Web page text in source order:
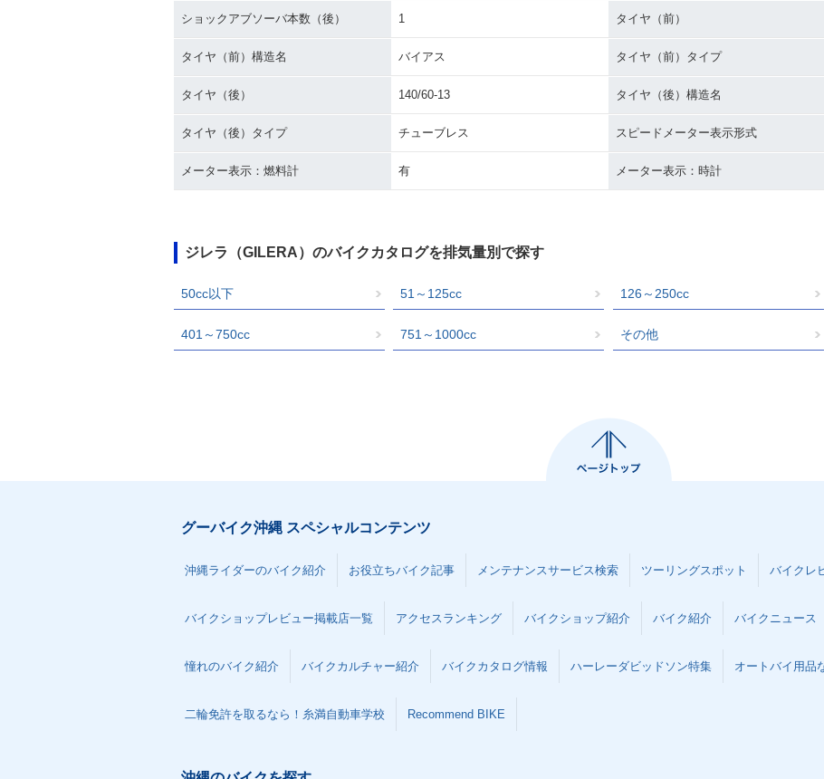
ショックアブソーバ本数（後） 1 タイヤ（前）
タイヤ（前）構造名 バイアス タイヤ（前）タイプ
タイヤ（後） 140/60-13 タイヤ（後）構造名
タイヤ（後）タイプ チューブレス スピードメーター表示形式
メーター表示：燃料計 有 メーター表示：時計
ジレラ（GILERA）のバイクカタログを排気量別で探す
50cc以下 51～125cc 126～250cc
401～750cc 751～1000cc その他
グーバイク沖縄 スペシャルコンテンツ
沖縄ライダーのバイク紹介 お役立ちバイク記事 メンテナンスサービス検索 ツーリングスポット バイクレ
バイクショップレビュー掲載店一覧 アクセスランキング バイクショップ紹介 バイク紹介 バイクニュース
憧れのバイク紹介 バイクカルチャー紹介 バイクカタログ情報 ハーレーダビッドソン特集 オートバイ用品
二輪免許を取るなら！糸満自動車学校 Recommend BIKE